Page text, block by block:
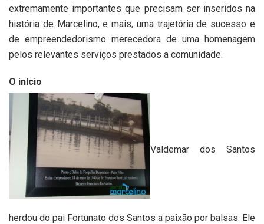
extremamente importantes que precisam ser inseridos na
história de Marcelino, e mais, uma trajetória de sucesso e
de empreendedorismo merecedora de uma homenagem
pelos relevantes serviços prestados a comunidade.
O início
Valdemar dos Santos
herdou do pai Fortunato dos Santos a paixão por balsas. Ele